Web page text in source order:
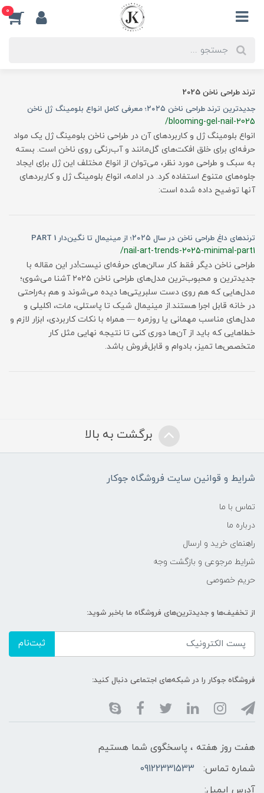
0
ترند طراحی ناخن 2025
جدیدترین ترند طراحی ناخن ۲۰۲۵؛ معرفی کامل انواع بلومینگ ژل ناخن
/blooming-gel-nail-2025
انواع بلومینگ ژل و کاربردهای آن در طراحی ناخن بلومینگ ژل یک مواد
حرفه‌ای برای خلق افکت‌های گل‌مانند و آب‌رنگی روی ناخن است. بسته
به سبک و طراحی مورد نظر، می‌توان از انواع مختلف این ژل برای ایجاد
جلوه‌های متنوع استفاده کرد. در ادامه، انواع بلومینگ ژل و کاربردهای
آنها توضیح داده شده است:
ترندهای داغ طراحی ناخن در سال ۲۰۲۵؛ از مینیمال تا نگین‌دار PART 1
/nail-art-trends-2025-minimal-part1
طراحی ناخن دیگر فقط کار سالن‌های حرفه‌ای نیست!در این مقاله با
جدیدترین و محبوب‌ترین مدل‌های طراحی ناخن ۲۰۲۵ آشنا می‌شوی؛
مدل‌هایی که هم روی دست سلبریتی‌ها دیده می‌شوند و هم به‌راحتی
در خانه قابل اجرا هستند.از مینیمال شیک تا پاستلی، مات، اکلیلی و
مدل‌های مناسب مهمانی یا روزمره — همراه با نکات کاربردی، ابزار لازم و
خطاهایی که باید از آن‌ها دوری کنی تا نتیجه‌ نهایی مثل کار
متخصص‌ها تمیز، بادوام و قابل‌فروش باشد.
برگشت به بالا
شرایط و قوانین سایت فروشگاه جوکار
تماس با ما
درباره ما
راهنمای خرید و ارسال
شرایط مرجوعی و بازگشت وجه
حریم خصوصی
از تخفیف‌ها و جدیدترین‌های فروشگاه ما باخبر شوید:
ثبت‌نام
فروشگاه جوکار را در شبکه‌های اجتماعی دنبال کنید:
هفت روز هفته ، پاسخگوی شما هستیم
شماره تماس:
09122331533
آدرس ایمیل: